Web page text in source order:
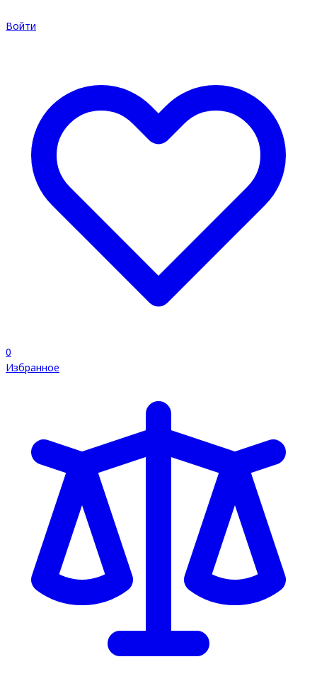
Войти
0
Избранное